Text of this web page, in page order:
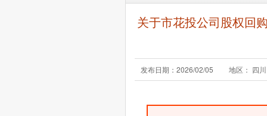
关于市花投公司股权回
发布日期：2026/02/05 地区： 四